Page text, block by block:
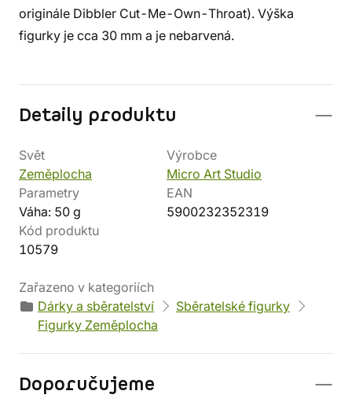
originále Dibbler Cut-Me-Own-Throat). Výška
figurky je cca 30 mm a je nebarvená.
Detaily produktu
Svět
Zeměplocha
Výrobce
Micro Art Studio
Parametry
Váha: 50 g
EAN
5900232352319
Kód produktu
10579
Zařazeno v kategoriích
Dárky a sběratelství
Sběratelské figurky
Figurky Zeměplocha
Doporučujeme